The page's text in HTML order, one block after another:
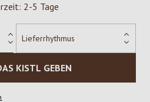
2-5 Tage
KISTL GEBEN